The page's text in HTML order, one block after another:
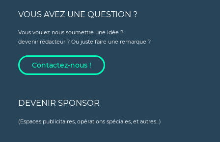
VOUS AVEZ UNE QUESTION ?
Vous voulez nous soumettre une idée ?
devenir rédacteur ? Ou juste faire une remarque ?
Contactez-nous !
DEVENIR SPONSOR
(Espaces publicitaires, opérations spéciales, et autres...)